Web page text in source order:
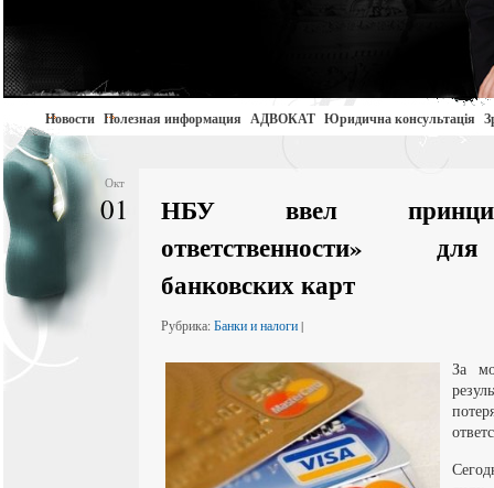
Новости Полезная информация АДВОКАТ Юридична консультація
Окт
01
НБУ ввел
ответственности»
банковских карт
Рубрика: Банки и налоги|
За